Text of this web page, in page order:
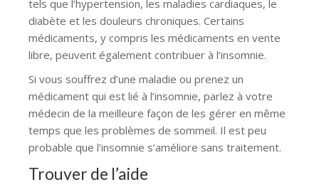
tels que l’hypertension, les maladies cardiaques, le
diabète et les douleurs chroniques. Certains
médicaments, y compris les médicaments en vente
libre, peuvent également contribuer à l’insomnie.
Si vous souffrez d’une maladie ou prenez un
médicament qui est lié à l’insomnie, parlez à votre
médecin de la meilleure façon de les gérer en même
temps que les problèmes de sommeil. Il est peu
probable que l’insomnie s’améliore sans traitement.
Trouver de l’aide